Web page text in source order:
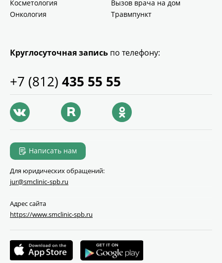
Косметология
Вызов врача на дом
Онкология
Травмпункт
Круглосуточная запись по телефону:
+7 (812) 435 55 55
Написать нам
Для юридических обращений:
jur@smclinic‑spb.ru
Адрес сайта
https://www.smclinic-spb.ru